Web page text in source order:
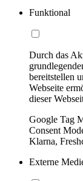
Funktional
Durch das
bereitstellen
Webseite
dieser
Google Tag
Consent
Klarna,
Externe